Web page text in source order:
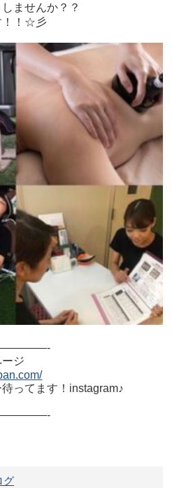
ませんか？？
！！☆彡
ージ
ってます！instagram♪
グ